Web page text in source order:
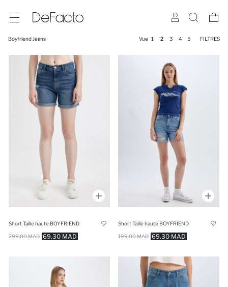
Boyfriend Jeans Vue 1 2 3 4 5 FILTRES
Short Taille haute BOYFRIEND
69.30 MAD
299.00 MAD
Short Taille haute BOYFRIEND
69.30 MAD
199.00 MAD